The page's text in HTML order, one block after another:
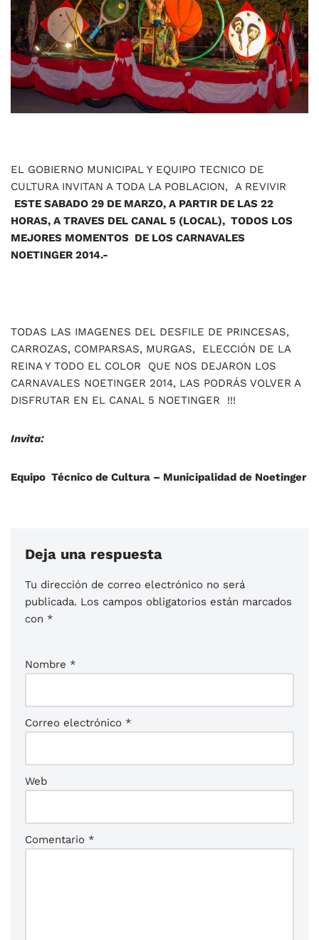
EL GOBIERNO MUNICIPAL Y EQUIPO TECNICO DE
CULTURA INVITAN A TODA LA POBLACION, A REVIVIR
ESTE SABADO 29 DE MARZO, A PARTIR DE LAS 22
HORAS, A TRAVES DEL CANAL 5 (LOCAL), TODOS LOS
MEJORES MOMENTOS DE LOS CARNAVALES
NOETINGER 2014.-
TODAS LAS IMAGENES DEL DESFILE DE PRINCESAS,
CARROZAS, COMPARSAS, MURGAS, ELECCIÓN DE LA
REINA Y TODO EL COLOR QUE NOS DEJARON LOS
CARNAVALES NOETINGER 2014, LAS PODRÁS VOLVER A
DISFRUTAR EN EL CANAL 5 NOETINGER !!!
Invita:
Equipo Técnico de Cultura – Municipalidad de Noetinger
Deja una respuesta
Tu dirección de correo electrónico no será
publicada. Los campos obligatorios están marcados
con *
Nombre *
Correo electrónico *
Web
Comentario *